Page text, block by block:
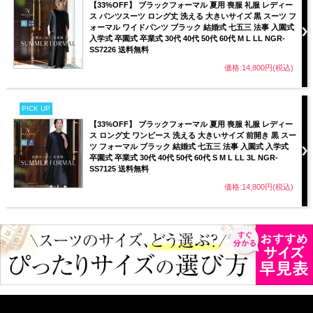
【33%OFF】 ブラックフォーマル 夏用 喪服 礼服 レディー
ス パンツスーツ ロング丈 洗える 大きいサイズ 黒 スーツ フ
ォーマル ワイドパンツ ブラック 結婚式 七五三 法事 入園式
入学式 卒園式 卒業式 30代 40代 50代 60代 M L LL NGR-
SS7226 送料無料
価格:14,800円(税込)
PICK UP
【33%OFF】 ブラックフォーマル 夏用 喪服 礼服 レディー
ス ロング丈 ワンピース 洗える 大きいサイズ 前開き 黒 スー
ツ フォーマル ブラック 結婚式 七五三 法事 入園式 入学式
卒園式 卒業式 30代 40代 50代 60代 S M L LL 3L NGR-
SS7125 送料無料
価格:14,800円(税込)